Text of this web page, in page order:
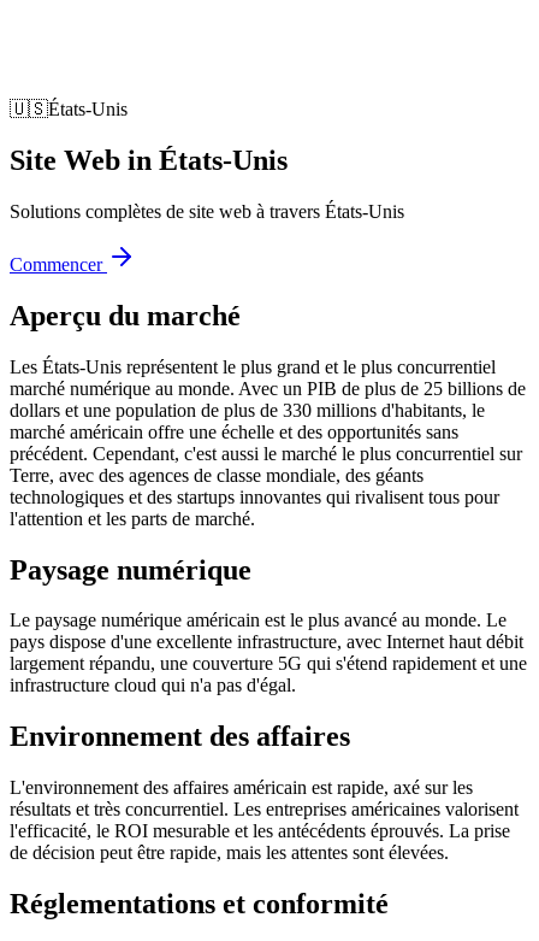
🇺🇸États-Unis
Site Web in États-Unis
Solutions complètes de site web à travers États-Unis
Commencer
Aperçu du marché
Les États-Unis représentent le plus grand et le plus concurrentiel
marché numérique au monde. Avec un PIB de plus de 25 billions de
dollars et une population de plus de 330 millions d'habitants, le
marché américain offre une échelle et des opportunités sans
précédent. Cependant, c'est aussi le marché le plus concurrentiel sur
Terre, avec des agences de classe mondiale, des géants
technologiques et des startups innovantes qui rivalisent tous pour
l'attention et les parts de marché.
Paysage numérique
Le paysage numérique américain est le plus avancé au monde. Le
pays dispose d'une excellente infrastructure, avec Internet haut débit
largement répandu, une couverture 5G qui s'étend rapidement et une
infrastructure cloud qui n'a pas d'égal.
Environnement des affaires
L'environnement des affaires américain est rapide, axé sur les
résultats et très concurrentiel. Les entreprises américaines valorisent
l'efficacité, le ROI mesurable et les antécédents éprouvés. La prise
de décision peut être rapide, mais les attentes sont élevées.
Réglementations et conformité